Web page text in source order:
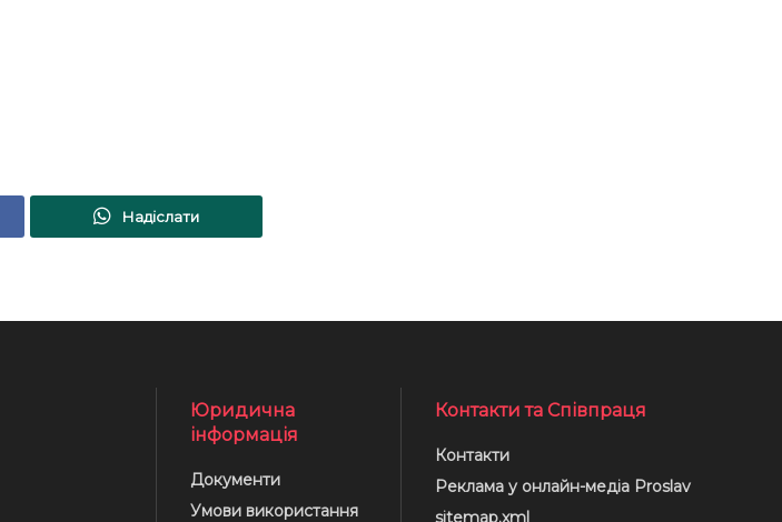
Надіслати
Юридична
інформація
Документи
Умови використання
Контакти та Співпраця
Контакти
Реклама у онлайн-медіа Proslav
sitemap.xml